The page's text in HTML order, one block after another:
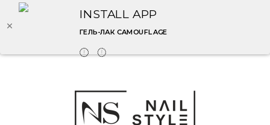
INSTALL APP
ГЕЛЬ-ЛАК CAMOUFLAGE